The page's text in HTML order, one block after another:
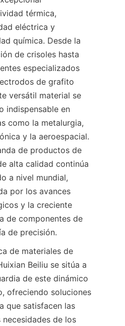
térmica,
eléctrica y
química. Desde la
de crisoles hasta
especializados
de grafito
versátil material se
indispensable en
como la metalurgia,
y la aeroespacial.
de productos de
alta calidad continúa
a nivel mundial,
por los avances
y la creciente
de componentes de
de precisión.
de materiales de
Beiliu se sitúa a
de este dinámico
ofreciendo soluciones
que satisfacen las
necesidades de los